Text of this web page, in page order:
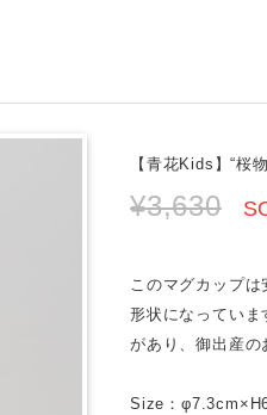
【青花Kids】“桜
¥3,630
このマグカップ
形状になっていま
があり、御出産の
Size：